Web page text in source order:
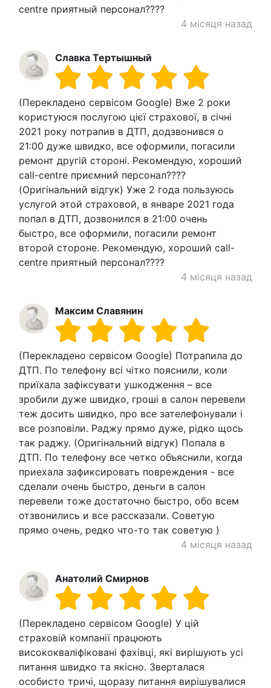
centre приятный персонал????
4 місяця назад
Славка Тертышный
(Перекладено сервісом Google) Вже 2 роки
користуюся послугою цієї страхової, в січні
2021 року потрапив в ДТП, додзвонився о
21:00 дуже швидко, все оформили, погасили
ремонт другій стороні. Рекомендую, хороший
call-centre приємний персонал????
(Оригінальний відгук) Уже 2 года пользуюсь
услугой этой страховой, в январе 2021 года
попал в ДТП, дозвонился в 21:00 очень
быстро, все оформили, погасили ремонт
второй стороне. Рекомендую, хороший call-
centre приятный персонал????
4 місяця назад
Максим Славянин
(Перекладено сервісом Google) Потрапила до
ДТП. По телефону всі чітко пояснили, коли
приїхала зафіксувати ушкодження – все
зробили дуже швидко, гроші в салон перевели
теж досить швидко, про все зателефонували і
все розповіли. Раджу прямо дуже, рідко щось
так раджу. (Оригінальний відгук) Попала в
ДТП. По телефону все четко объяснили, когда
приехала зафиксировать повреждения - все
сделали очень быстро, деньги в салон
перевели тоже достаточно быстро, обо всем
отзвонились и все рассказали. Советую
прямо очень, редко что-то так советую )
4 місяця назад
Анатолий Смирнов
(Перекладено сервісом Google) У цій
страховій компанії працюють
висококваліфіковані фахівці, які вирішують усі
питання швидко та якісно. Зверталася
особисто тричі, щоразу питання вирішувалися